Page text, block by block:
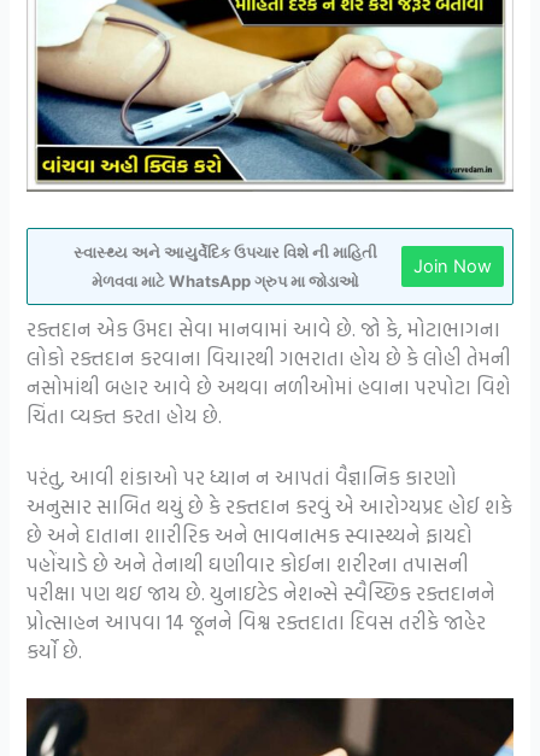
સ્વાસ્થ્ય અને આયુર્વેદિક ઉપચાર વિશે ની માહિતી
મેળવવા માટે WhatsApp ગ્રુપ મા જોડાઓ
Join Now
રક્તદાન એક ઉમદા સેવા માનવામાં આવે છે. જો કે, મોટાભાગના
લોકો રક્તદાન કરવાના વિચારથી ગભરાતા હોય છે કે લોહી તેમની
નસોમાંથી બહાર આવે છે અથવા નળીઓમાં હવાના પરપોટા વિશે
ચિંતા વ્યક્ત કરતા હોય છે.
પરંતુ, આવી શંકાઓ પર ધ્યાન ન આપતાં વૈજ્ઞાનિક કારણો
અનુસાર સાબિત થયું છે કે રક્તદાન કરવું એ આરોગ્યપ્રદ હોઈ શકે
છે અને દાતાના શારીરિક અને ભાવનાત્મક સ્વાસ્થ્યને ફાયદો
પહોંચાડે છે અને તેનાથી ઘણીવાર કોઈના શરીરના તપાસની
પરીક્ષા પણ થઇ જાય છે. યુનાઇટેડ નેશન્સે સ્વૈચ્છિક રક્તદાનને
પ્રોત્સાહન આપવા 14 જૂનને વિશ્વ રક્તદાતા દિવસ તરીકે જાહેર
કર્યો છે.